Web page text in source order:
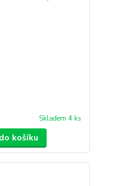
Skladem 4 ks
košíku